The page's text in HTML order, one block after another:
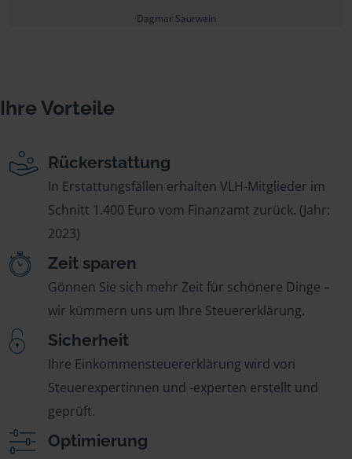
Dagmar Saurwein
Ihre Vorteile
Rückerstattung
In Erstattungsfällen erhalten VLH-Mitglieder im
Schnitt 1.400 Euro vom Finanzamt zurück. (Jahr:
2023)
Zeit sparen
Gönnen Sie sich mehr Zeit für schönere Dinge –
wir kümmern uns um Ihre Steuererklärung.
Sicherheit
Ihre Einkommensteuererklärung wird von
Steuerexpertinnen und -experten erstellt und
geprüft.
Optimierung